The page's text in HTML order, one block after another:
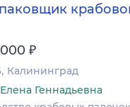
₽
Калининград
Геннадьевна